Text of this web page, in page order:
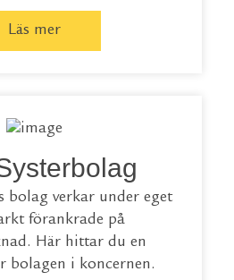
Läs mer
bolag verkar under eget
förankrade på
Här hittar du en
bolagen i koncernen.